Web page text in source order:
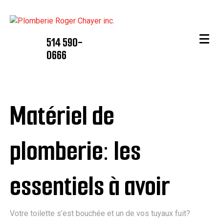
514 590-
0666
Matériel de
plomberie: les
essentiels à avoir
Votre toilette s’est bouchée et un de vos tuyaux fuit?